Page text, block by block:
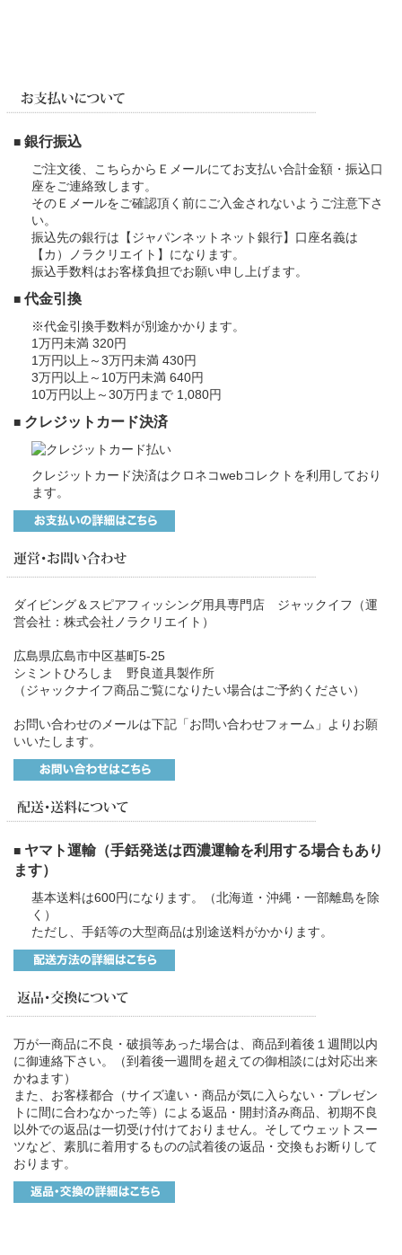
■ 銀行振込
ご注文後、こちらからＥメールにてお支払い合計金額・振込口
座をご連絡致します。
そのＥメールをご確認頂く前にご入金されないようご注意下さ
い。
振込先の銀行は【ジャパンネットネット銀行】口座名義は
【カ）ノラクリエイト】になります。
振込手数料はお客様負担でお願い申し上げます。
■ 代金引換
※代金引換手数料が別途かかります。
1万円未満 320円
1万円以上～3万円未満 430円
3万円以上～10万円未満 640円
10万円以上～30万円まで 1,080円
■ クレジットカード決済
クレジットカード決済はクロネコwebコレクトを利用しており
ます。
ダイビング＆スピアフィッシング用具専門店 ジャックイフ（運
営会社：株式会社ノラクリエイト）
広島県広島市中区基町5-25
シミントひろしま 野良道具製作所
（ジャックナイフ商品ご覧になりたい場合はご予約ください）
お問い合わせのメールは下記「お問い合わせフォーム」よりお願
いいたします。
■ ヤマト運輸（手銛発送は西濃運輸を利用する場合もあり
ます）
基本送料は600円になります。（北海道・沖縄・一部離島を除
く）
ただし、手銛等の大型商品は別途送料がかかります。
万が一商品に不良・破損等あった場合は、商品到着後１週間以内
に御連絡下さい。（到着後一週間を超えての御相談には対応出来
かねます）
また、お客様都合（サイズ違い・商品が気に入らない・プレゼン
トに間に合わなかった等）による返品・開封済み商品、初期不良
以外での返品は一切受け付けておりません。そしてウェットスー
ツなど、素肌に着用するものの試着後の返品・交換もお断りして
おります。